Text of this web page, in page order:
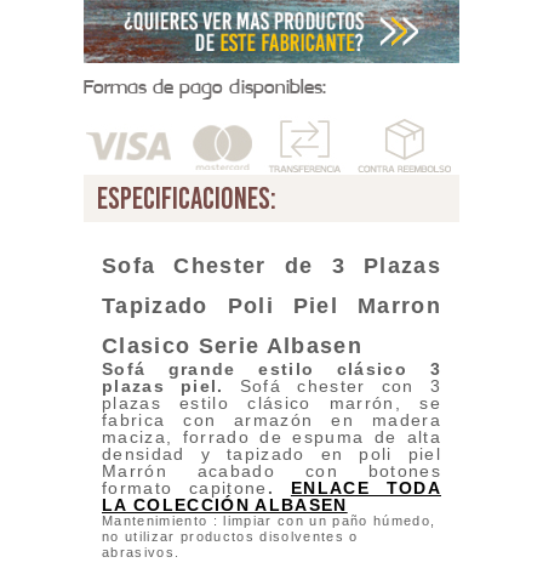
Formas de pago disponibles:
especificaciones:
Sofa Chester de 3 Plazas
Tapizado Poli Piel Marron
Clasico Serie Albasen
Sofá grande estilo clásico 3
plazas piel. Sofá chester con 3
plazas estilo clásico marrón, se
fabrica con armazón en madera
maciza, forrado de espuma de alta
densidad y tapizado en poli piel
Marrón acabado con botones
formato capitone . ENLACE TODA
LA COLECCIÓN ALBASEN
Mantenimiento : limpiar con un paño húmedo,
no utilizar productos disolventes o
abrasivos.